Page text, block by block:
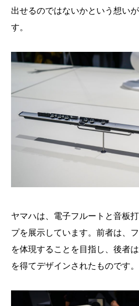
出せるのではないかという想い
す。
ヤマハは、電子フルートと音板
プを展示しています。前者は、
を体現することを目指し、後者
を得てデザインされたものです。